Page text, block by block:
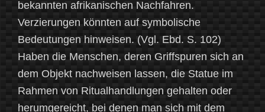
bekannten afrikanischen Nachfahren.
Verzierungen könnten auf symbolische
Bedeutungen hinweisen. (Vgl. Ebd. S. 102)
Haben die Menschen, deren Griffspuren sich an
dem Objekt nachweisen lassen, die Statue im
Rahmen von Ritualhandlungen gehalten oder
herumgereicht, bei denen man sich mit dem